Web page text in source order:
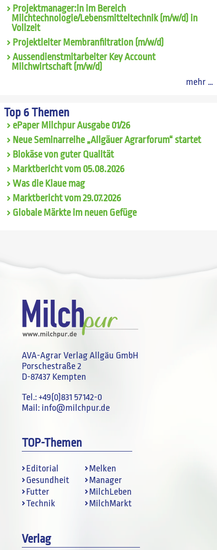
Projektmanager:in im Bereich
Milchtechnologie/Lebensmitteltechnik (m/w/d) in
Vollzeit
Projektleiter Membranfiltration (m/w/d)
Aussendienstmitarbeiter Key Account
Milchwirtschaft (m/w/d)
mehr …
Top 6 Themen
ePaper Milchpur Ausgabe 01/26
Neue Seminarreihe „Allgäuer Agrarforum“ startet
Biokäse von guter Qualität
Marktbericht vom 05.08.2026
Was die Klaue mag
Marktbericht vom 29.07.2026
Globale Märkte im neuen Gefüge
AVA-Agrar Verlag Allgäu GmbH
Porschestraße 2
D-87437 Kempten
Tel.:+49(0)831 57142-0
Mail: info@milchpur.de
TOP-Themen
Editorial
Gesundheit
Futter
Technik
Melken
Manager
MilchLeben
MilchMarkt
Verlag